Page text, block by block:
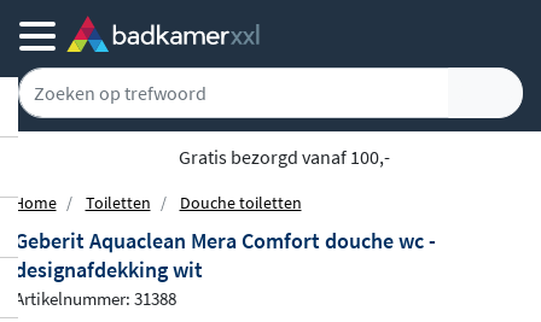
Gratis bezorgd vanaf 100,-
Home Toiletten Douche toiletten
Geberit Aquaclean Mera Comfort douche wc -
designafdekking wit
Artikelnummer: 31388